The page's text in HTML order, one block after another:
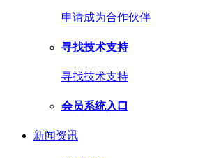
申请成为合作伙伴
寻找技术支持
寻找技术支持
会员系统入口
新闻资讯